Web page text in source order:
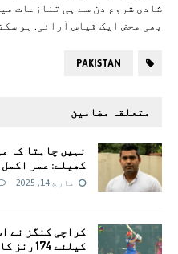
شادی شروع دن سے ہی تنازعات
بھی محض ایک قیاس آرائی. ہو
PAKISTAN
متعلقہ مضامین
نہیں چاہتا کہ
کھیلے: عمر اکمل
مارچ 14, 2025
کراچی کنگز نے
کیلئے 174 رنز کا ہدف دے دیا